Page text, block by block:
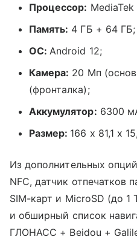
Процессор:
Память: 4 ГБ + 64 ГБ;
ОС: Android 12;
Камера: 20 Мп
(фронталка);
Аккумулятор: 6300
Размер: 166 x 81,1 x
Из дополнительных
NFC, датчик отпечатков
SIM-карт и MicroSD (до 1
и обширный список
ГЛОНАСС + Beidou +